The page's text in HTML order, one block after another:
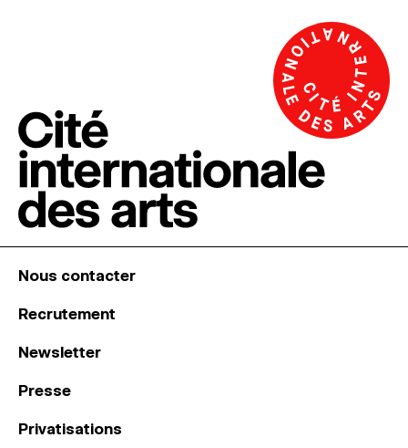
Nous contacter
Recrutement
Newsletter
Presse
Privatisations